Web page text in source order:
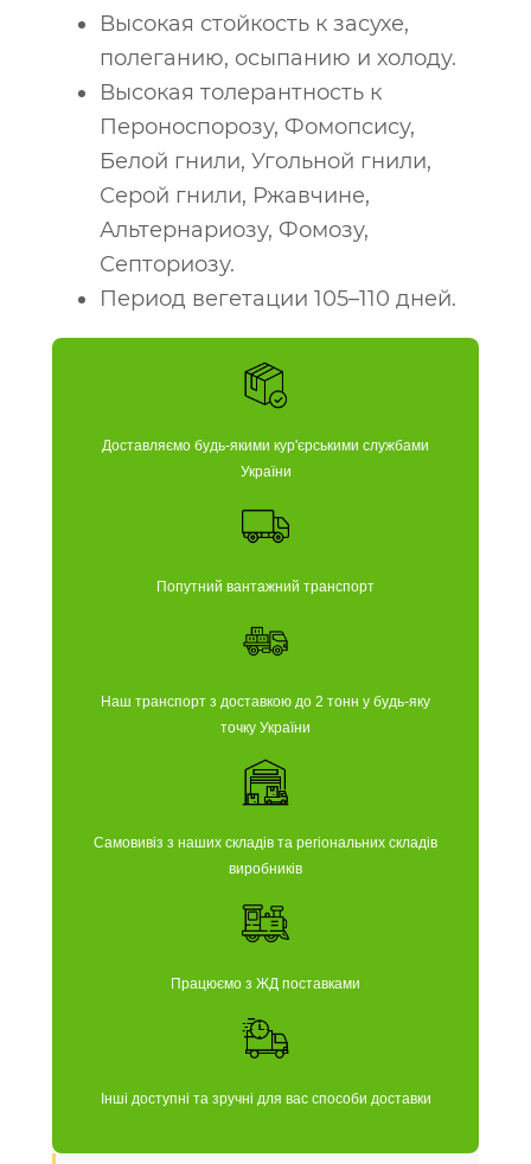
Высокая стойкость к засухе,
полеганию, осыпанию и холоду.
Высокая толерантность к
Пероноспорозу, Фомопсису,
Белой гнили, Угольной гнили,
Серой гнили, Ржавчине,
Альтернариозу, Фомозу,
Септориозу.
Период вегетации 105–110 дней.
Доставляємо будь-якими кур'єрськими службами
України
Попутний вантажний транспорт
Наш транспорт з доставкою до 2 тонн у будь-яку
точку України
Самовивіз з наших складів та регіональних складів
виробників
Працюємо з ЖД поставками
Інші доступні та зручні для вас способи доставки